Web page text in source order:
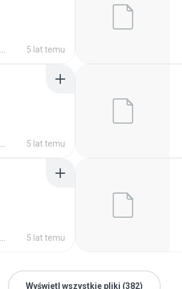
5 lat temu
5 lat temu
5 lat temu
Wyświetl wszystkie pliki (382)